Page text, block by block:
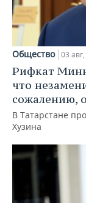
Общество 03
Рифкат
что
сожалению,
В Татарстане
Хузина